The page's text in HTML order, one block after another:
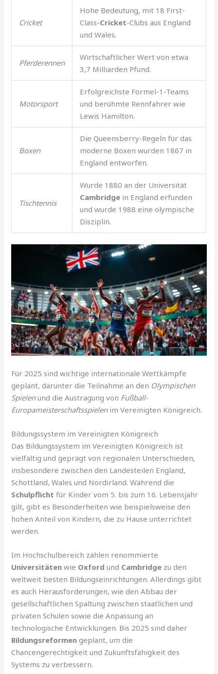
Cricket
Hohe Bedeutung, mit 18 First-
Class-Cricket-Clubs aus England
und Wales.
Pferderennen
Wirtschaftlicher Wert von etwa
3,7 Milliarden Pfund.
Motorsport
Erfolgreichste Formel-1-Teams
und berühmte Rennfahrer wie
Lewis Hamilton.
Boxen
Die Queensberry-Regeln für das
moderne Boxen wurden 1867 in
England entworfen.
Tischtennis
Wurde 1880 an der Universität
Cambridge in England erfunden
und wurde 1988 eine olympische
Disziplin.
Für 2025 sind wichtige internationale Wettkämpfe
geplant, darunter die Teilnahme an den Olympischen
Spielenund die Austragung von Fußball-
Europameisterschaftsspielenim Vereinigten Königreich.
Bildungssystem im Vereinigten Königreich
Das Bildungssystem im Vereinigten Königreich ist
vielfältig und geprägt von regionalen Unterschieden,
insbesondere zwischen den Landesteilen England,
Schottland, Wales und Nordirland. Während die
Schulpflicht für Kinder vom 5. bis zum 16. Lebensjahr
gilt, gibt es Besonderheiten wie beispielsweise den
hohen Anteil von Kindern, die zu Hause unterrichtet
werden.
Im Hochschulbereich zählen renommierte
Universitäten wie Oxford und Cambridge zu den
weltweit besten Bildungseinrichtungen. Allerdings gibt
es auch Herausforderungen, wie den Abbau der
gesellschaftlichen Spaltung zwischen staatlichen und
privaten Schulen sowie die Anpassung an
technologische Entwicklungen. Bis 2025 sind daher
Bildungsreformen geplant, um die
Chancengerechtigkeit und Zukunftsfähigkeit des
Systems zu verbessern.